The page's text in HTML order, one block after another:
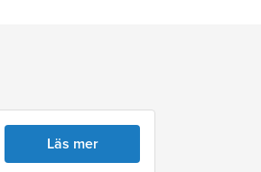
Läs mer